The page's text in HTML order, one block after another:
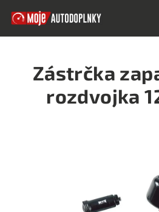
Zástrčka
rozdvojka